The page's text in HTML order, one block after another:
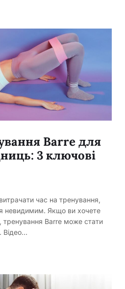
Barre для
3 ключові
час на тренування,
невидимим. Якщо ви хочете
Barre може стати
Відео…